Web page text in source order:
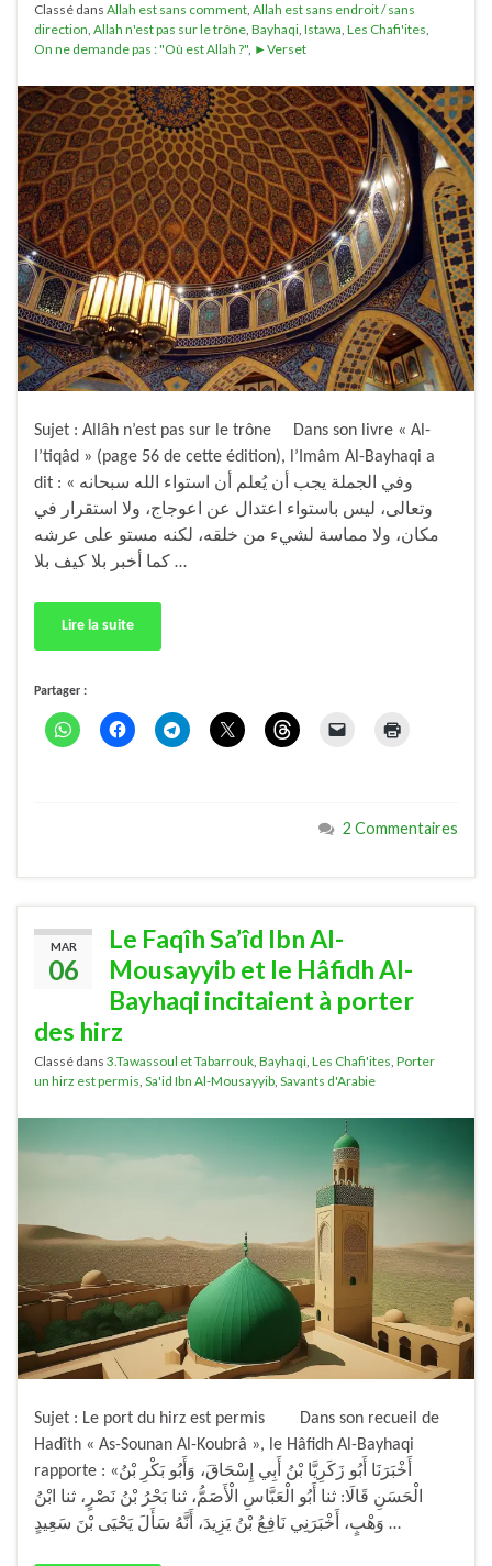
Classé dans Allah est sans comment, Allah est sans endroit / sans
direction, Allah n'est pas sur le trône, Bayhaqi, Istawa, Les Chafi'ites,
On ne demande pas : "Où est Allah ?", ►Verset
Sujet : Allâh n’est pas sur le trône Dans son livre « Al-
I’tiqâd » (page 56 de cette édition), l’Imâm Al-Bayhaqi a
dit : « وفي الجملة يجب أن يُعلم أن استواء الله سبحانه
وتعالى، ليس باستواء اعتدال عن اعوجاج، ولا استقرار في
مكان، ولا مماسة لشيء من خلقه، لكنه مستو على عرشه
كما أخبر بلا كيف بلا …
Lire la suite
Partager :
2 Commentaires
MAR
06
Le Faqîh Sa’îd Ibn Al-
Mousayyib et le Hâfidh Al-
Bayhaqi incitaient à porter
des hirz
Classé dans 3.Tawassoul et Tabarrouk, Bayhaqi, Les Chafi'ites, Porter
un hirz est permis, Sa'id Ibn Al-Mousayyib, Savants d'Arabie
Sujet : Le port du hirz est permis Dans son recueil de
Hadîth « As-Sounan Al-Koubrâ », le Hâfidh Al-Bayhaqi
rapporte : «أَخْبَرَنَا أَبُو زَكَرِيَّا بْنُ أَبِي إِسْحَاقَ، وَأَبُو بَكْرِ بْنُ
الْحَسَنِ قَالَا: ثنا أَبُو الْعَبَّاسِ الْأَصَمُّ، ثنا بَحْرُ بْنُ نَصْرٍ، ثنا ابْنُ
وَهْبٍ، أَخْبَرَنِي نَافِعُ بْنُ يَزِيدَ، أَنَّهُ سَأَلَ يَحْيَى بْنَ سَعِيدٍ …